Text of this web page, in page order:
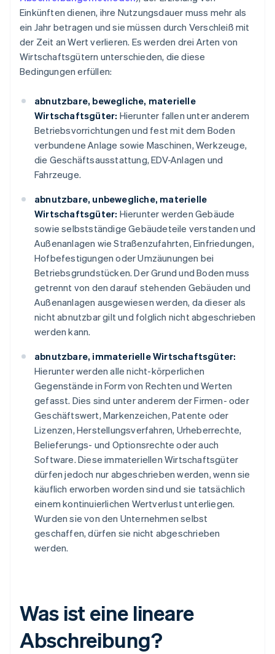
Einkünften dienen, ihre Nutzungsdauer muss mehr als
ein Jahr betragen und sie müssen durch Verschleiß mit
der Zeit an Wert verlieren. Es werden drei Arten von
Wirtschaftsgütern unterschieden, die diese
Bedingungen erfüllen:
abnutzbare, bewegliche, materielle
Wirtschaftsgüter: Hierunter fallen unter anderem
Betriebsvorrichtungen und fest mit dem Boden
verbundene Anlage sowie Maschinen, Werkzeuge,
die Geschäftsausstattung, EDV-Anlagen und
Fahrzeuge.
abnutzbare, unbewegliche, materielle
Wirtschaftsgüter: Hierunter werden Gebäude
sowie selbstständige Gebäudeteile verstanden und
Außenanlagen wie Straßenzufahrten, Einfriedungen,
Hofbefestigungen oder Umzäunungen bei
Betriebsgrundstücken. Der Grund und Boden muss
getrennt von den darauf stehenden Gebäuden und
Außenanlagen ausgewiesen werden, da dieser als
nicht abnutzbar gilt und folglich nicht abgeschrieben
werden kann.
abnutzbare, immaterielle Wirtschaftsgüter:
Hierunter werden alle nicht-körperlichen
Gegenstände in Form von Rechten und Werten
gefasst. Dies sind unter anderem der Firmen- oder
Geschäftswert, Markenzeichen, Patente oder
Lizenzen, Herstellungsverfahren, Urheberrechte,
Belieferungs- und Optionsrechte oder auch
Software. Diese immateriellen Wirtschaftsgüter
dürfen jedoch nur abgeschrieben werden, wenn sie
käuflich erworben worden sind und sie tatsächlich
einem kontinuierlichen Wertverlust unterliegen.
Wurden sie von den Unternehmen selbst
geschaffen, dürfen sie nicht abgeschrieben
werden.
Was ist eine lineare
Abschreibung?